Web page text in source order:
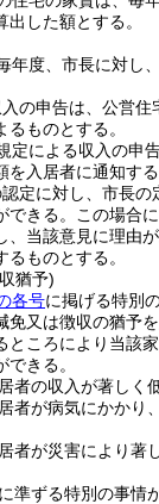
した額とする。
年度、市長に対し
の申告は、公営住
ものとする。
定による収入の申
入居者に通知する
定に対し、市長の
きる。
この場合
、当該意見に理由
ものとする。
猶予)
各号に掲げる特別
免又は徴収の猶予
ところにより当該
きる。
者の収入が著しく
者が病気にかかり
者が災害により著
に準ずる特別の事情